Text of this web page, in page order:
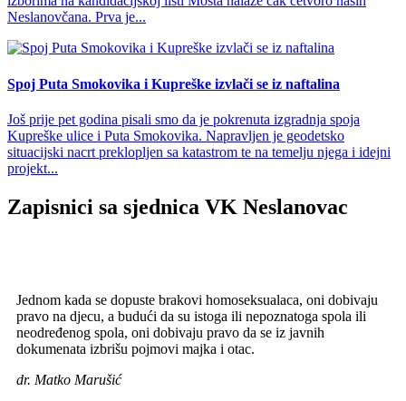
Neslanovčana. Prva je...
Spoj Puta Smokovika i Kupreške izvlači se iz naftalina
Još prije pet godina pisali smo da je pokrenuta izgradnja spoja
Kupreške ulice i Puta Smokovika. Napravljen je geodetsko
situacijski nacrt preklopljen sa katastrom te na temelju njega i idejni
projekt...
Zapisnici sa sjednica VK Neslanovac
Jednom kada se dopuste brakovi homoseksualaca, oni dobivaju
pravo na djecu, a budući da su istoga ili nepoznatoga spola ili
neodređenog spola, oni dobivaju pravo da se iz javnih
dokumenata izbrišu pojmovi majka i otac.
dr. Matko Marušić